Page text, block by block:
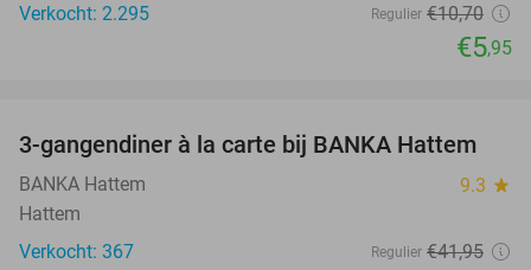
Verkocht: 2.295
Regulier €10,70
€5,95
52%
3-gangendiner à la carte bij BANKA Hattem
BANKA Hattem 9.3 star
Hattem
Verkocht: 367
Regulier €41,95